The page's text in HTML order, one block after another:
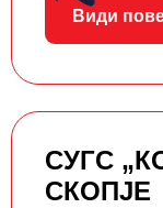
Види
СУГС
СКОПЈЕ